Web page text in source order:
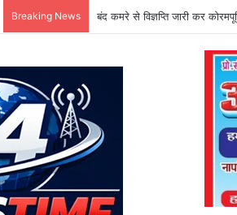
Breaking News बंद कमरे से विज्ञप्ति जारी कर